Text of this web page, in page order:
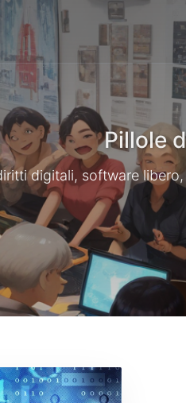
Pillole
digitali, software